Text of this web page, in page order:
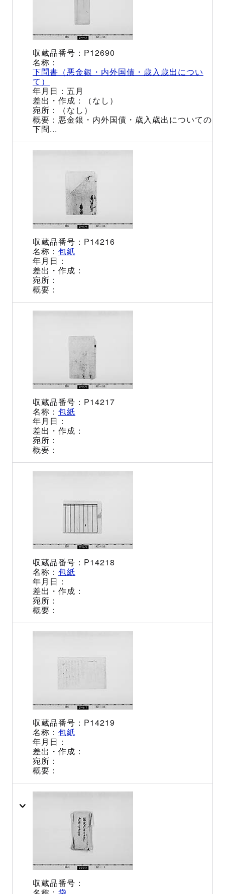
P12690
下問書（悪金銀・内外国債・歳入歳出につい
て）
五月
（なし）
（なし）
悪金銀・内外国債・歳入歳出についての
下問...
P14216
包紙
P14217
包紙
P14218
包紙
P14219
包紙